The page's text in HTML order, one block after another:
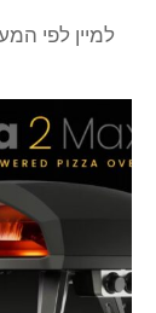
המקורי
היה:
₪5,490.